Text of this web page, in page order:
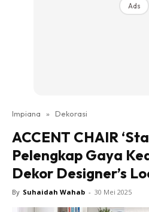
Login|
Ruang Makan
Ruang Tamu
Direktori
Interior Design
Landskap
Ads
Impiana » Dekorasi
ACCENT CHAIR
Pelengkap Gaya
Dekor Designer’s
By Suhaidah Wahab - 30 Mei 2025